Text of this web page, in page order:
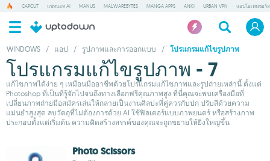
CAPCUT แชทบอท AI MANUS MALWAREBYTES MANGA APPS ANKI URBAN VPN แอปโอเพนซอร์ส
WINDOWS / แอป / รูปภาพและการออกแบบ / โปรแกรมแก้ไขรูปภาพ
โปรแกรมแก้ไขรูปภาพ - 7
แก้ไขภาพได้ง่าย ๆ เหมือนมืออาชีพด้วยโปรแกรมแก้ไขภาพและรูปถ่ายเหล่านี้ ตั้งแต่
Photoshop ที่เป็นที่รู้จักไปจนถึงทางเลือกฟรีคุณภาพสูง ที่นี่คุณจะพบเครื่องมือที่
เปลี่ยนภาพถ่ายมือสมัครเล่นให้กลายเป็นงานศิลปะที่คู่ควรกับปก ปรับสีด้วยความ
แม่นยำสูงสุด ลบวัตถุที่ไม่ต้องการด้วย AI ใช้ฟิลเตอร์แบบภาพยนตร์ หรือสร้างภาพ
ประกอบตั้งแต่เริ่มต้น ความคิดสร้างสรรค์ของคุณจะถูกขยายให้ยิ่งใหญ่ขึ้น
Photo Scissors